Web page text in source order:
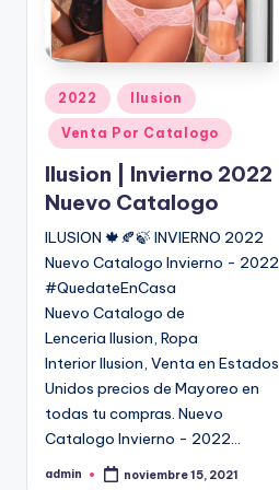
P
b
l
i
c
a
d
o
e
n
2022 Ilusion
Venta Por Catalogo
Ilusion | Invierno 2022 |
Nuevo Catalogo
ILUSION 🍁🍂🍃 INVIERNO 2022
Nuevo Catalogo Invierno - 2022
#QuedateEnCasa
Nuevo Catalogo de
Lenceria Ilusion, Ropa
Interior Ilusion, Venta en Estados
Unidos precios de Mayoreo en
todas tu compras. Nuevo
Catalogo Invierno - 2022…
P
admin noviembre 15, 2021